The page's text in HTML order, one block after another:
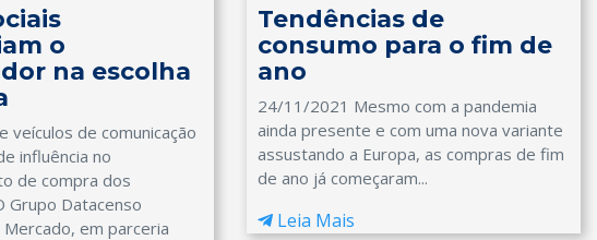
o
na escolha
veículos de comunicação
influência no
de compra dos
Grupo Datacenso
em parceria
Tendências de
consumo para o fim de
ano
24/11/2021 Mesmo com a pandemia
ainda presente e com uma nova variante
assustando a Europa, as compras de fim
de ano já começaram...
Leia Mais